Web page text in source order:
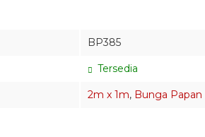
BP385
Tersedia
2m x 1m, Bunga